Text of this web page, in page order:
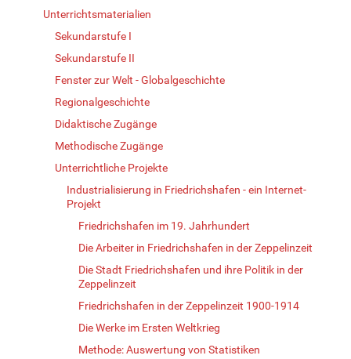
Unterrichtsmaterialien
Sekundarstufe I
Sekundarstufe II
Fenster zur Welt - Globalgeschichte
Regionalgeschichte
Didaktische Zugänge
Methodische Zugänge
Unterrichtliche Projekte
Industrialisierung in Friedrichshafen - ein Internet-
Projekt
Friedrichshafen im 19. Jahrhundert
Die Arbeiter in Friedrichshafen in der Zeppelinzeit
Die Stadt Friedrichshafen und ihre Politik in der
Zeppelinzeit
Friedrichshafen in der Zeppelinzeit 1900-1914
Die Werke im Ersten Weltkrieg
Methode: Auswertung von Statistiken